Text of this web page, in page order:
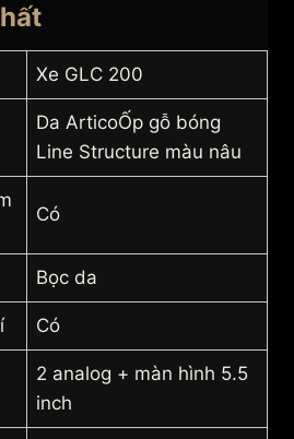
Xe GLC 200
Da ArticoỐp gỗ bóng
Line Structure màu nâu
Có
Bọc da
Có
2 analog + màn hình 5.5
inch